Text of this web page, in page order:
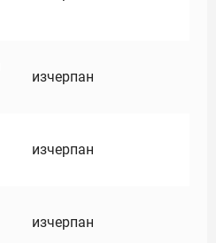
изчерпан
изчерпан
изчерпан